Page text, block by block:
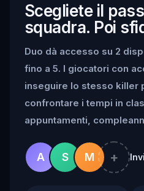
Scegliete il
squadra. Poi
Duo dà accesso su 2
fino a 5. I giocatori con
inseguire lo stesso killer
confrontare i tempi in
appuntamenti,
A S M +